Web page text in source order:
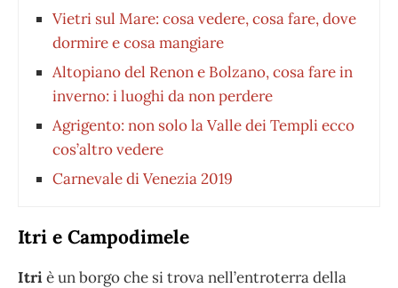
Vietri sul Mare: cosa vedere, cosa fare, dove
dormire e cosa mangiare
Altopiano del Renon e Bolzano, cosa fare in
inverno: i luoghi da non perdere
Agrigento: non solo la Valle dei Templi ecco
cos’altro vedere
Carnevale di Venezia 2019
Itri e Campodimele
Itriè un borgo che si trova nell’entroterra della